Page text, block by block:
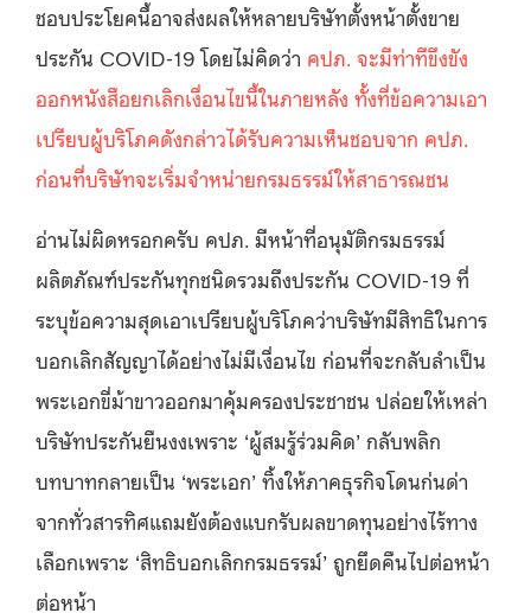
ชอบประโยคนี้อาจส่งผลให้หลายบริษัทตั้งหน้าตั้งขาย
ประกัน COVID-19 โดยไม่คิดว่า คปภ. จะมีท่าทีขึงขัง
ออกหนังสือยกเลิกเงื่อนไขนี้ในภายหลัง ทั้งที่ข้อความเอา
เปรียบผู้บริโภคดังกล่าวได้รับความเห็นชอบจาก คปภ.
ก่อนที่บริษัทจะเริ่มจำหน่ายกรมธรรม์ให้สาธารณชน
อ่านไม่ผิดหรอกครับ คปภ. มีหน้าที่อนุมัติกรมธรรม์
ผลิตภัณฑ์ประกันทุกชนิดรวมถึงประกัน COVID-19 ที่
ระบุข้อความสุดเอาเปรียบผู้บริโภคว่าบริษัทมีสิทธิในการ
บอกเลิกสัญญาได้อย่างไม่มีเงื่อนไข ก่อนที่จะกลับลำเป็น
พระเอกขี่ม้าขาวออกมาคุ้มครองประชาชน ปล่อยให้เหล่า
บริษัทประกันยืนงงเพราะ ‘ผู้สมรู้ร่วมคิด’ กลับพลิก
บทบาทกลายเป็น ‘พระเอก’ ทิ้งให้ภาคธุรกิจโดนก่นด่า
จากทั่วสารทิศแถมยังต้องแบกรับผลขาดทุนอย่างไร้ทาง
เลือกเพราะ ‘สิทธิบอกเลิกกรมธรรม์’ ถูกยึดคืนไปต่อหน้า
ต่อหน้า